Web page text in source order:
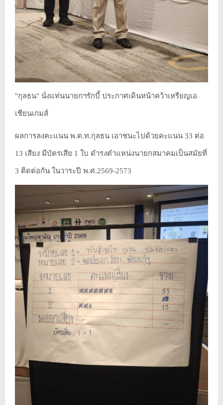
"กุลธน" นั่งแท่นนายกฯรักบี้ ประกาศเดินหน้าคว้าเหรียญเอ
เชียนเกมส์
ผลการลงคะแนน พ.ต.ท.กุลธน เอาชนะไปด้วยคะแนน 33 ต่อ
13 เสียง มีบัตรเสีย 1 ใบ ดำรงตำแหน่งนายกสมาคมเป็นสมัยที่
3 ติดต่อกัน ในวาระปี พ.ศ.2569-2573